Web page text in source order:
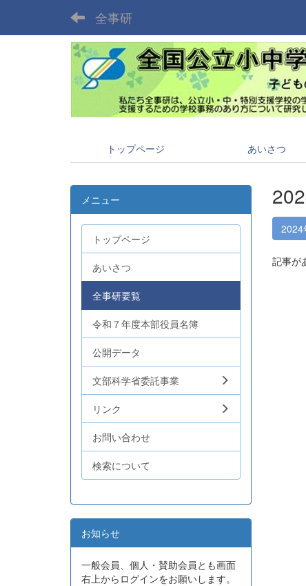
全事研
トップページ あいさつ
2024
記事が
メニュー
トップページ
あいさつ
全事研要覧
令和７年度本部役員名簿
公開データ
文部科学省委託事業
リンク
お問い合わせ
検索について
お知らせ
一般会員、個人・賛助会員とも画面
右上からログインをお願いします。